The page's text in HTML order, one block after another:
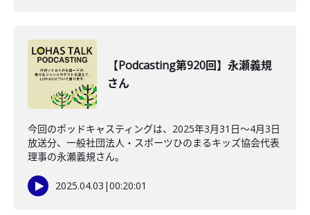
【Podcasting第920回】永瀬義規
さん
今回のポッドキャスティングは、2025年3月31日～4月3日
放送分、一般社団法人・スポーツひのまるキッズ協会代表
理事の永瀬義規さん。
2025.04.03 |00:20:01